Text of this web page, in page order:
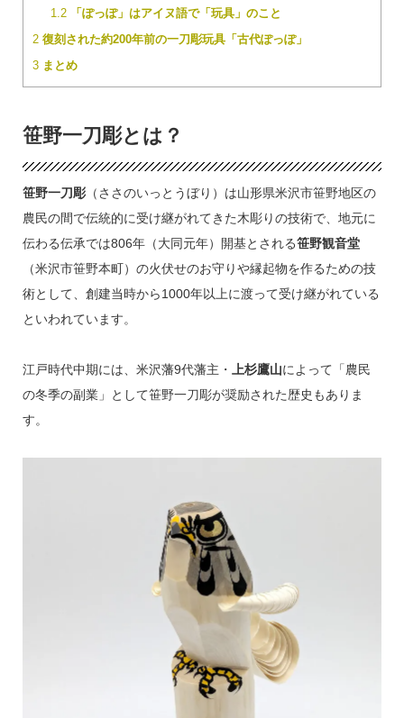
1.2「ぽっぽ」はアイヌ語で「玩具」のこと
2復刻された約200年前の一刀彫玩具「古代ぽっぽ」
3まとめ
笹野一刀彫とは？
笹野一刀彫（ささのいっとうぼり）は山形県米沢市笹野地区の
農民の間で伝統的に受け継がれてきた木彫りの技術で、地元に
伝わる伝承では806年（大同元年）開基とされる笹野観音堂
（米沢市笹野本町）の火伏せのお守りや縁起物を作るための技
術として、創建当時から1000年以上に渡って受け継がれている
といわれています。
江戸時代中期には、米沢藩9代藩主・ 上杉鷹山によって「農民
の冬季の副業」として笹野一刀彫が奨励された歴史もありま
す。